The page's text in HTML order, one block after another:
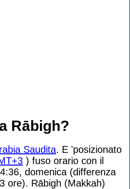
Rābigh?
Saudita. E 'posizionato
) fuso orario con il
domenica (differenza
3 ore). Rābigh (Makkah)